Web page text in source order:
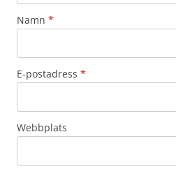
Namn *
E-postadress *
Webbplats